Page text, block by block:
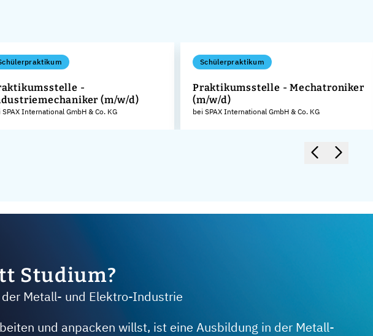
-
(m/w/d)
SPAX International GmbH & Co. KG
Schülerpraktikum
Praktikumsstelle - Mechatroniker
(m/w/d)
bei SPAX International GmbH & Co. KG
Studium?
Metall- und Elektro-Industrie
und anpacken willst, ist eine Ausbildung in der Metall-